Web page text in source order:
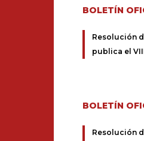
BOLETÍN
Resolución
publica el
BOLETÍN
Resolución